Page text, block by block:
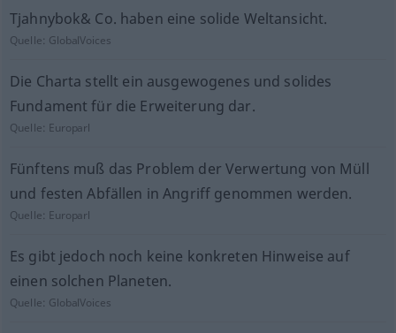
Tjahnybok& Co. haben eine solide Weltansicht.
Quelle: GlobalVoices
Die Charta stellt ein ausgewogenes und solides
Fundament für die Erweiterung dar.
Quelle: Europarl
Fünftens muß das Problem der Verwertung von Müll
und festen Abfällen in Angriff genommen werden.
Quelle: Europarl
Es gibt jedoch noch keine konkreten Hinweise auf
einen solchen Planeten.
Quelle: GlobalVoices